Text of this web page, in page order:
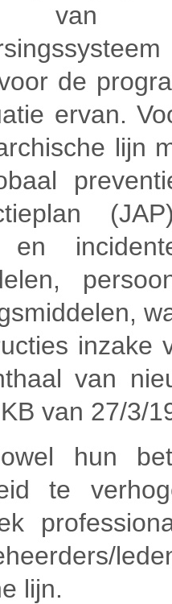
van
de
ervan.
lijn
en
inzake
van
van 27/3/
hun
te
lijn.